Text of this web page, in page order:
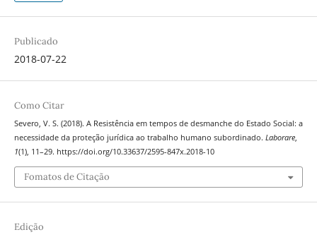
Publicado
2018-07-22
Como Citar
Severo, V. S. (2018). A Resistência em tempos de desmanche do Estado Social: a
necessidade da proteção jurí­dica ao trabalho humano subordinado. Laborare,
1(1), 11–29. https://doi.org/10.33637/2595-847x.2018-10
Fomatos de Citação
Edição